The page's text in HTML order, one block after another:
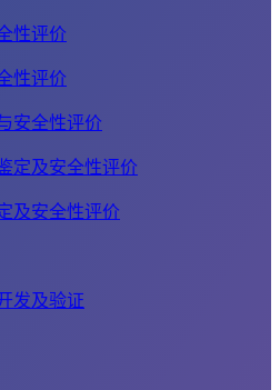
性评价
性评价
安全性评价
定及安全性评价
及安全性评价
发及验证